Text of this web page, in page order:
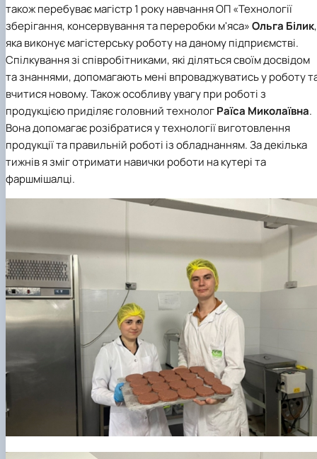
також перебуває магістр 1 року навчання ОП «Технології
зберігання, консервування та переробки м'яса»Ольга Білик,
яка виконує магістерську роботу на даному підприємстві.
Спілкування зі співробітниками, які діляться своїм досвідом
та знаннями, допомагають мені впроваджуватись у роботу
вчитися новому. Також особливу увагу при роботі з
продукцією приділяє головний технологРаїса Миколаївна.
Вона допомагає розібратися у технології виготовлення
продукції та правильній роботі із обладнанням. За декілька
тижнів я зміг отримати навички роботи на кутері та
фаршмішалці.